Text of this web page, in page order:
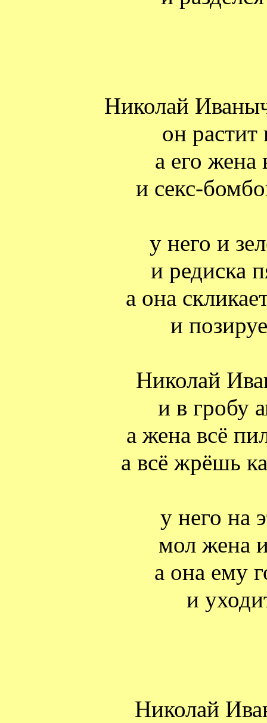
Николай
он растит
а его жена
и секс-
у него и
и редиска
а она
и
Николай
и в гробу
а жена всё
а всё жрёшь
у него на
мол жена
а она ему
и
Николай